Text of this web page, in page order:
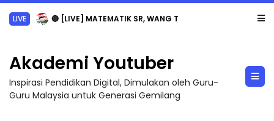
LIVE 🔴 [LIVE] MATEMATIK SR, WANG TAHUN 6 OLEH CIKGU ANITA #ALLINONE #141 #...
Akademi Youtuber
Inspirasi Pendidikan Digital, Dimulakan oleh Guru-
Guru Malaysia untuk Generasi Gemilang